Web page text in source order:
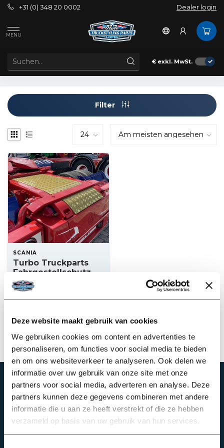
Deze website maakt gebruik van cookies
We gebruiken cookies om content en advertenties te
personaliseren, om functies voor social media te bieden
en om ons websiteverkeer te analyseren. Ook delen we
informatie over uw gebruik van onze site met onze
partners voor social media, adverteren en analyse. Deze
partners kunnen deze gegevens combineren met andere
informatie die u aan ze heeft verstrekt of die ze hebben
verzameld op basis van uw gebruik van hun services.
+31 (0) 348 20 0002 Dealer login
MENU
€ exkl. MwSt.
Schlagworte
ARTIKEL MIT SCHLAGWORT SCANIA NORDIC EDITION
Filter
SCANIA
Turbo Truckparts
Fahrgestellschutz
aus Edelstahl Scania
ABONNIEREN SIE UNSEREN NEWSLETTER
Bleibe auf dem Laufenden mit unseren
Newsletter-Angeboten